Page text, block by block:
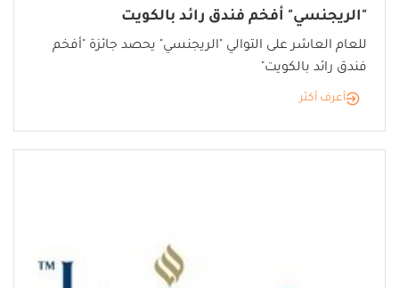
"الريجنسي" أفخم فندق رائد بالكويت
للعام العاشر على التوالي "الريجنسي" يحصد جائزة "أفخم
فندق رائد بالكويت"
أعرف أكثر